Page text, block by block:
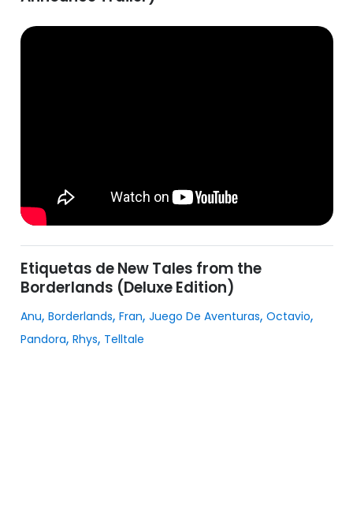
Etiquetas de New Tales from the
Borderlands (Deluxe Edition)
Anu, Borderlands, Fran, Juego De Aventuras, Octavio,
Pandora, Rhys, Telltale